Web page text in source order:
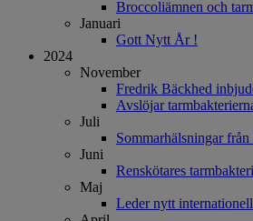
Broccoliämnen och
Januari
Gott Nytt År !
2024
November
Fredrik Bäckhed
Avslöjar
Juli
Sommarhälsningar från
Juni
Renskötares
Maj
Leder nytt